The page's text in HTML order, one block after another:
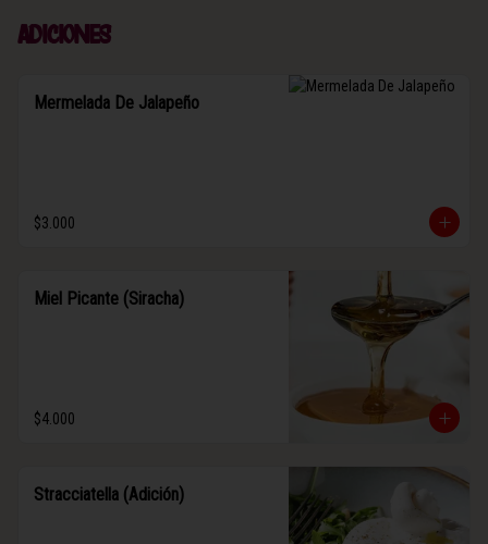
Adiciones
Mermelada De Jalapeño
$3.000
Miel Picante (Siracha)
$4.000
Stracciatella (Adición)